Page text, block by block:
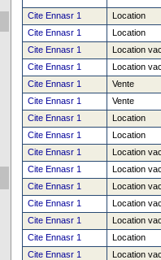
Cite Ennasr 1
Location
Cite Ennasr 1
Location
Cite Ennasr 1
Location
Cite Ennasr 1
Location
Cite Ennasr 1
Vente
Cite Ennasr 1
Vente
Cite Ennasr 1
Location
Cite Ennasr 1
Location
Cite Ennasr 1
Location
Cite Ennasr 1
Location
Cite Ennasr 1
Location
Cite Ennasr 1
Location
Cite Ennasr 1
Location
Cite Ennasr 1
Location
Cite Ennasr 1
Location